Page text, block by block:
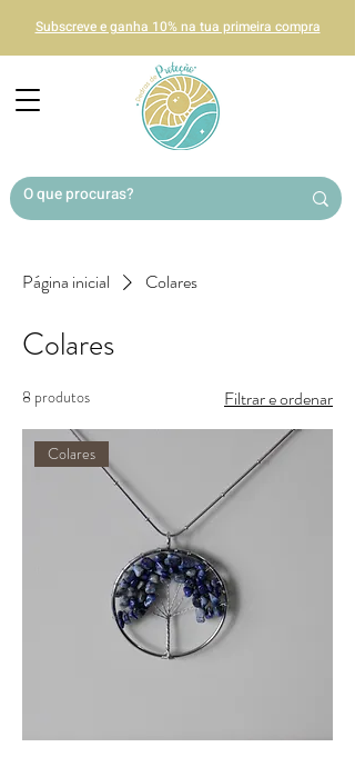
Subscreve e ganha 10% na tua primeira compra
Página inicial Colares
Colares
8 produtos Filtrar e ordenar
Colares